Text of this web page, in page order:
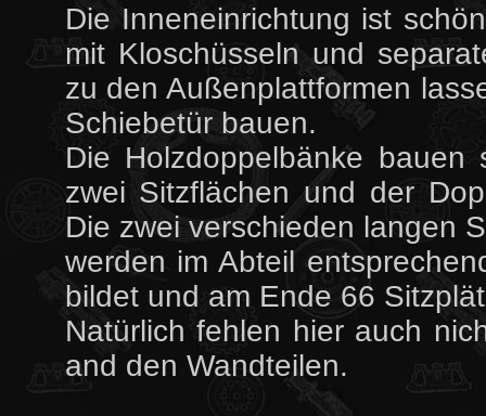
Die Inneneinrichtung ist
mit Kloschüsseln und
zu den Außenplattformen
Schiebetür bauen.
Die Holzdoppelbänke
zwei Sitzflächen und der
Die zwei verschieden langen
werden im Abteil
bildet und am Ende 66
Natürlich fehlen hier auch
and den Wandteilen.